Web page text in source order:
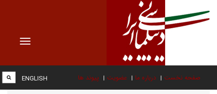
Toggle
صفحه نخست درباره ما عضویت پیوند ها ENGLISH